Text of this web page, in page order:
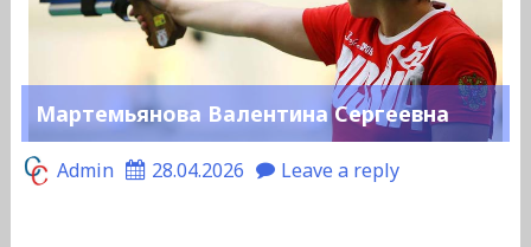
Мартемьянова Валентина Сергеевна
Admin 28.04.2026 Leave a reply